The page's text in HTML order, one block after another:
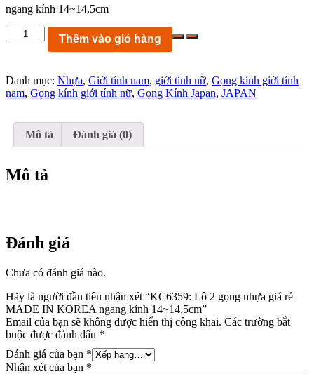
ngang kính 14~14,5cm
KC6359:
Lô
nhựa
giá
MADE
KOREA
kính
14~14,5cm
Thêm vào giỏ hàng
Danh mục: Nhựa, Giới tính nam, giới tính nữ, Gọng kính giới tính
nam, Gọng kính giới tính nữ, Gọng Kính Japan, JAPAN
Mô tả Đánh giá (0)
Mô tả
Đánh giá
Chưa có đánh giá nào.
Hãy là người đầu tiên nhận xét “KC6359: Lô 2 gọng nhựa giá rẻ
MADE IN KOREA ngang kính 14~14,5cm”
Email của bạn sẽ không được hiển thị công khai. Các trường bắt
buộc được đánh dấu *
Đánh giá của bạn *
Nhận xét của bạn *